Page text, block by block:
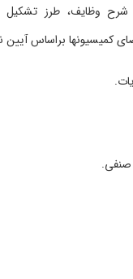
شرح وظایف، طرز تشکیل
کمیسیون‏ها براساس آیین
صنفی.